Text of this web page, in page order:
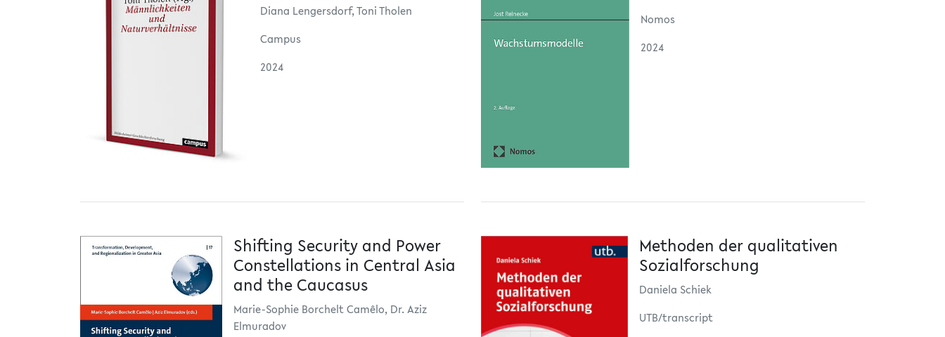
Diana Lengersdorf, Toni Tholen
Campus
2024
Nomos
2024
Shifting Security and Power
Constellations in Central Asia
and the Caucasus
Marie-Sophie Borchelt Camêlo, Dr. Aziz
Elmuradov
Methoden der qualitativen
Sozialforschung
Daniela Schiek
UTB/transcript